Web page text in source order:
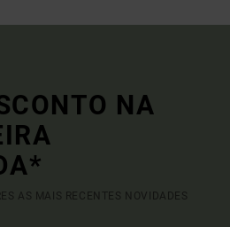
NA
AS MAIS RECENTES NOVIDADES